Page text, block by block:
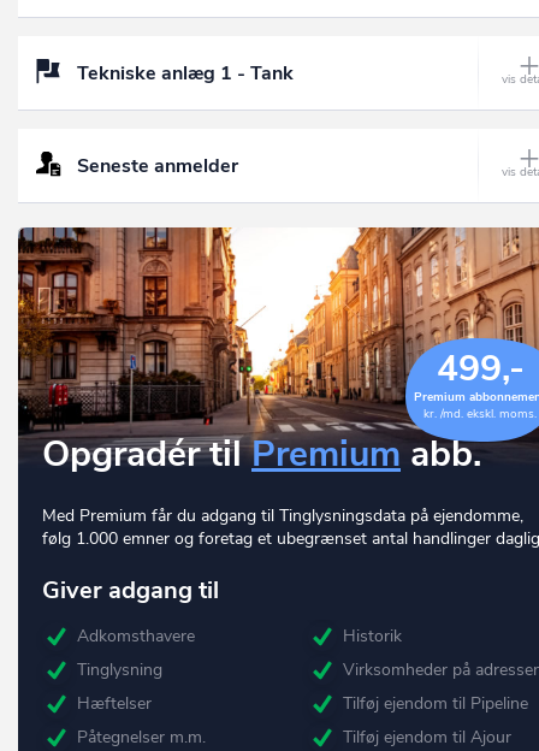
Tekniske anlæg 1 - Tank
Seneste anmelder
499,-
Premium
kr. /md. ekskl. moms.
Opgradér tilPremium abb.
Med Premium får du adgang til Tinglysningsdata på ejendomme,
følg 1.000 emner og foretag et ubegrænset antal handlinger
Giver adgang til
Adkomsthavere
Tinglysning
Hæftelser
Påtegnelser m.m.
Historik
Virksomheder på
Tilføj ejendom til Pipeline
Tilføj ejendom til Ajour